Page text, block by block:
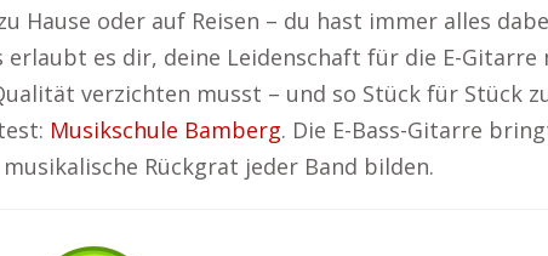
Hause oder auf Reisen – du hast immer alles
es dir, deine Leidenschaft für die E-Gitarre
verzichten musst – und so Stück für Stück
Musikschule Bamberg. Die E-Bass-Gitarre
Rückgrat jeder Band bilden.